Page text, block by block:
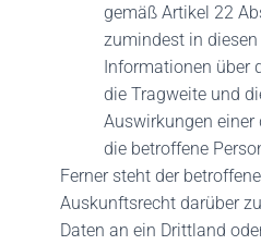
gemäß Artikel 22
zumindest in
Informationen über
die Tragweite und
Auswirkungen
die betroffene
Ferner steht der
Auskunftsrecht darüber
Daten an ein Drittland